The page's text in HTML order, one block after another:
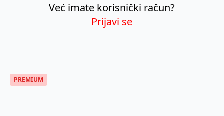
Već imate korisnički račun?
Prijavi se
PREMIUM